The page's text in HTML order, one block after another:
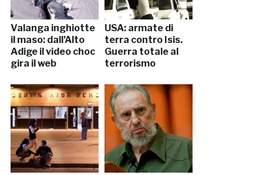
Valanga inghiotte
il maso: dall’Alto
Adige il video choc
gira il web
USA: armate di
terra contro Isis.
Guerra totale al
terrorismo